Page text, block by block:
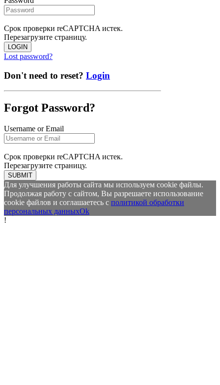
Срок проверки reCAPTCHA истек.
Перезагрузите страницу.
LOGIN
Lost password?
Don't need to reset? Login
Forgot Password?
Username or Email
Срок проверки reCAPTCHA истек.
Перезагрузите страницу.
SUBMIT
Для улучшения работы сайта мы используем cookie файлы.
Продолжая работу с сайтом, Вы разрешаете использование
cookie файлов и соглашаетесь с политикой обработки
персональных данныхOk
!